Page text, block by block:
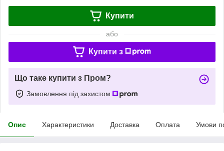
Купити
або
Купити з
Що таке купити з Пром?
Замовлення під захистом
Опис Характеристики Доставка Оплата Умови